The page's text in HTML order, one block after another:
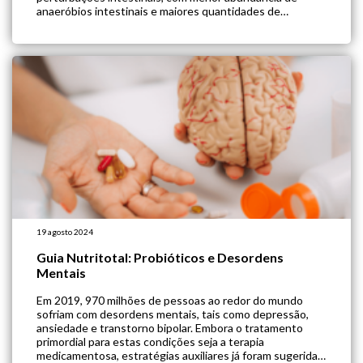
anaeróbios intestinais e maiores quantidades de
doença. Por outro lado, sabe-se que os […]
19 agosto 2024
Guia Nutritotal: Probióticos e Desordens
Mentais
Em 2019, 970 milhões de pessoas ao redor do mundo
sofriam com desordens mentais, tais como depressão,
ansiedade e transtorno bipolar. Embora o tratamento
primordial para estas condições seja a terapia
medicamentosa, estratégias auxiliares já foram sugeridas,